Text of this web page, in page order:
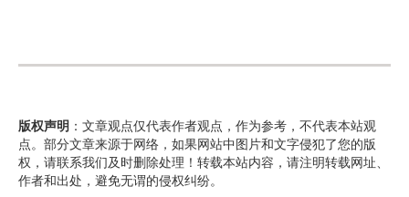
版权声明 ：文章观点仅代表作者观点，作为参考，不代表本站观
点。部分文章来源于网络，如果网站中图片和文字侵犯了您的版
权，请联系我们及时删除处理！转载本站内容，请注明转载网址、
作者和出处，避免无谓的侵权纠纷。